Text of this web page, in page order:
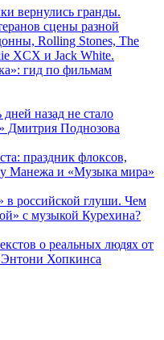
вернулись гранды.
сцены разной
Rolling Stones, The
XCX и Jack White.
гид по фильмам
назад не стало
Дмитрия Поднозова
праздник флоксов,
Манежа и «Музыка мира»
в российской глуши. Чем
с музыкой Курехина?
о реальных людях от
Энтони Хопкинса